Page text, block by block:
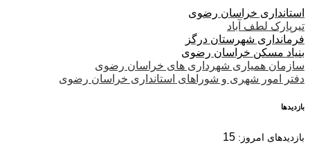
استانداری خراسان رضوی
تیرپارک لطف آباد
فرمانداری شهرستان درگز
بنیاد مسکن خراسان رضوی
سازمان همیاری شهرداری های خراسان رضوی
دفتر امور شهری و شوراهای استانداری خراسان رضوی
بازدیدها
بازدیدهای امروز: 15